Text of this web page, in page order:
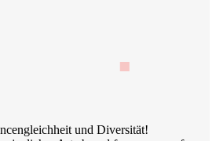
und Diversität!